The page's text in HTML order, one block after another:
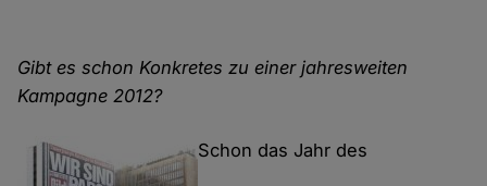
Gibt es schon Konkretes zu einer jahresweiten
Kampagne 2012?
Schon das Jahr des